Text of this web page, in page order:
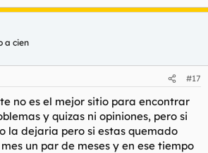
a cien
#17
no es el mejor sitio para encontrar
y quizas ni opiniones, pero si
la dejaria pero si estas quemado
un par de meses y en ese tiempo